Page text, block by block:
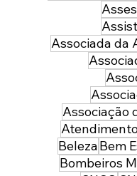
Associada da
Associação
BelezaBem
Bombeiros